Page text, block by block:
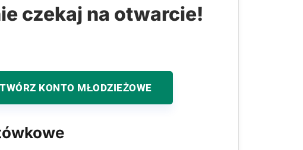
czekaj na otwarcie!
KONTO MŁODZIEŻOWE